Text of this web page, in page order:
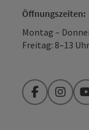
Öffnungszeiten:
Montag –
Freitag: 8–13 Uhr
Facebook